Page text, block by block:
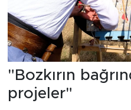
"Bozkırın
projeler"